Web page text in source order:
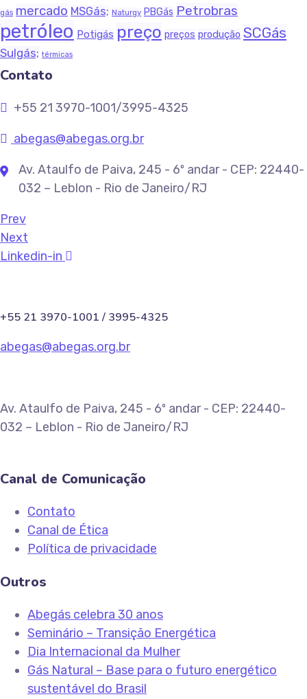
gás mercado MSGás; Naturgy PBGás Petrobras
petróleo Potigás preço preços produção SCGás
Sulgás; térmicas
Contato
+55 21 3970-1001/3995-4325
abegas@abegas.org.br
Av. Ataulfo de Paiva, 245 - 6º andar - CEP: 22440-
032 – Leblon - Rio de Janeiro/RJ
Prev
Next
Linkedin-in
+55 21 3970-1001 / 3995-4325
abegas@abegas.org.br
Av. Ataulfo de Paiva, 245 - 6º andar - CEP: 22440-
032 – Leblon - Rio de Janeiro/RJ
Canal de Comunicação
Contato
Canal de Ética
Política de privacidade
Outros
Abegás celebra 30 anos
Seminário – Transição Energética
Dia Internacional da Mulher
Gás Natural – Base para o futuro energético
sustentável do Brasil